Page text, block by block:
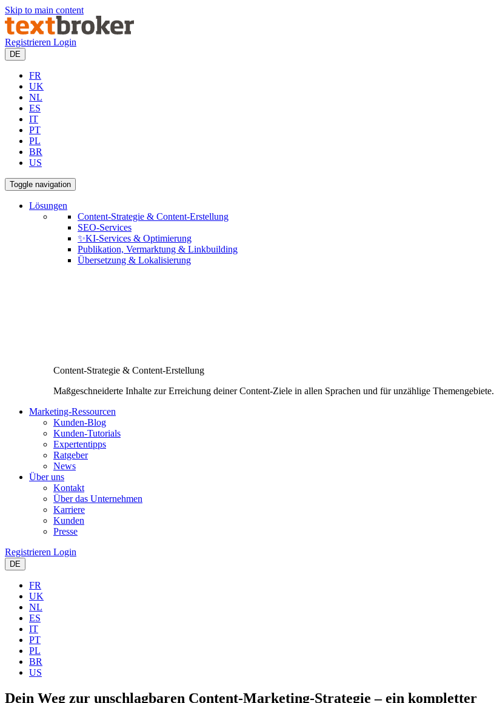
Skip to main content
Registrieren Login
DE
FR
UK
NL
ES
IT
PT
PL
BR
US
Toggle navigation
Lösungen
Content-Strategie & Content-Erstellung
SEO-Services
✨KI-Services & Optimierung
Publikation, Vermarktung & Linkbuilding
Übersetzung & Lokalisierung
Content-Strategie & Content-Erstellung
Maßgeschneiderte Inhalte zur Erreichung deiner Content-Ziele in allen Sprachen und für unzählige Themengebiete.
Marketing-Ressourcen
Kunden-Blog
Kunden-Tutorials
Expertentipps
Ratgeber
News
Über uns
Kontakt
Über das Unternehmen
Karriere
Kunden
Presse
Registrieren Login
DE
FR
UK
NL
ES
IT
PT
PL
BR
US
Dein Weg zur unschlagbaren Content-Marketing-Strategie –ein kompletter